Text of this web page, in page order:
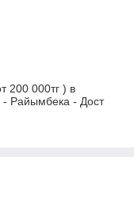
200 000тг ) в
- Райымбека - Дост